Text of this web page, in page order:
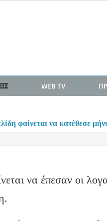
WEB TV
φαίνεται να κατέθεσε
να έπεσαν οι